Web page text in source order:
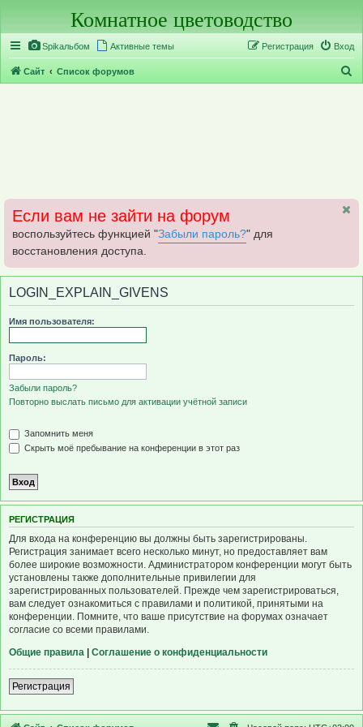
Комнатное цветоводство
Spikальбом Активные темы Вход
Регистрация
Сайт Список форумов
Если вам не зайти на форум
воспользуйтесь функцией "Забыли пароль?" для
восстановления доступа.
LOGIN_EXPLAIN_GIVENS
Имя пользователя:
Пароль:
Забыли пароль?
Повторно выслать письмо для активации учётной записи
Запомнить меня
Скрыть моё пребывание на конференции в этот раз
РЕГИСТРАЦИЯ
Для входа на конференцию вы должны быть зарегистрированы.
Регистрация занимает всего несколько минут, но предоставляет вам
более широкие возможности. Администратором конференции могут быть
установлены также дополнительные привилегии для
зарегистрированных пользователей. Прежде чем зарегистрироваться,
вам следует ознакомиться с правилами и политикой, принятыми на
конференции. Помните, что ваше присутствие на форумах означает
согласие со всеми правилами.
Общие правила | Соглашение о конфиденциальности
Регистрация